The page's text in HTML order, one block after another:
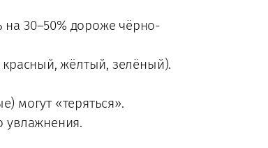
30–50% дороже чёрно-
красный, жёлтый, зелёный).
могут «теряться».
увлажнения.